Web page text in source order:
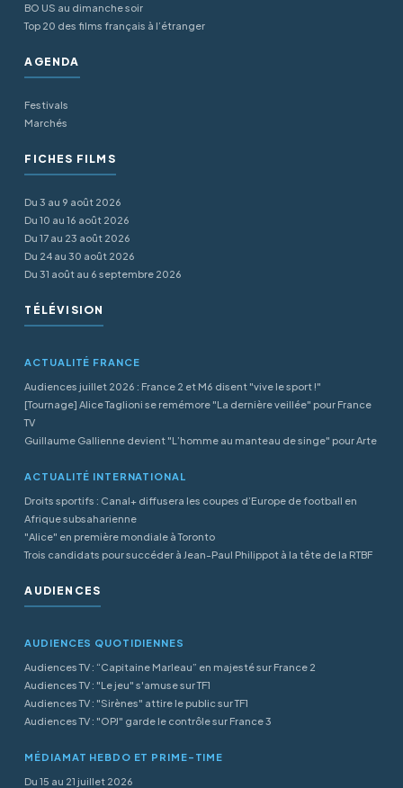
BO US au dimanche soir
Top 20 des films français à l’étranger
AGENDA
Festivals
Marchés
FICHES FILMS
Du 3 au 9 août 2026
Du 10 au 16 août 2026
Du 17 au 23 août 2026
Du 24 au 30 août 2026
Du 31 août au 6 septembre 2026
TÉLÉVISION
ACTUALITÉ FRANCE
Audiences juillet 2026 : France 2 et M6 disent "vive le sport !"
[Tournage] Alice Taglioni se remémore "La dernière veillée" pour France
TV
Guillaume Gallienne devient "L’homme au manteau de singe" pour Arte
ACTUALITÉ INTERNATIONAL
Droits sportifs : Canal+ diffusera les coupes d’Europe de football en
Afrique subsaharienne
"Alice" en première mondiale à Toronto
Trois candidats pour succéder à Jean-Paul Philippot à la tête de la RTBF
AUDIENCES
AUDIENCES QUOTIDIENNES
Audiences TV : “Capitaine Marleau” en majesté sur France 2
Audiences TV : "Le jeu" s'amuse sur TF1
Audiences TV : "Sirènes" attire le public sur TF1
Audiences TV : "OPJ" garde le contrôle sur France 3
MÉDIAMAT HEBDO ET PRIME-TIME
Du 15 au 21 juillet 2026